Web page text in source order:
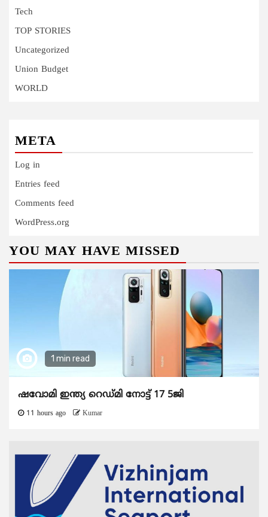
Tech
TOP STORIES
Uncategorized
Union Budget
WORLD
META
Log in
Entries feed
Comments feed
WordPress.org
YOU MAY HAVE MISSED
1 min read
ഷവോമി ഇന്ത്യ റെഡ്മി നോട്ട് 17 5ജി
11 hours ago Kumar